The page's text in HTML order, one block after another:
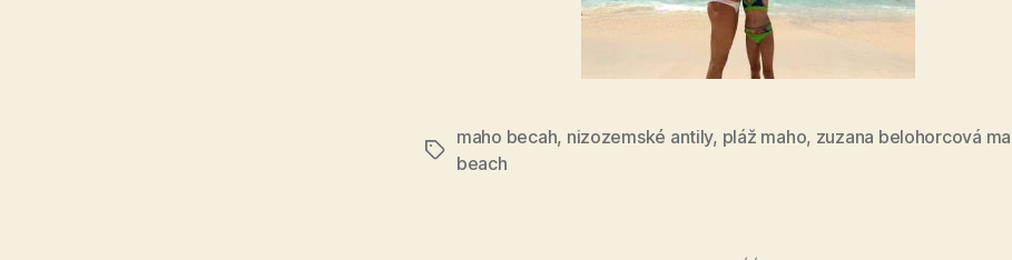
Štítky
maho becah, nizozemské antily, pláž maho, zuzana belohorcová
beach